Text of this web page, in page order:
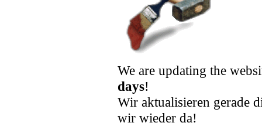
We are updating the
days!
Wir aktualisieren gerade
wir wieder da!